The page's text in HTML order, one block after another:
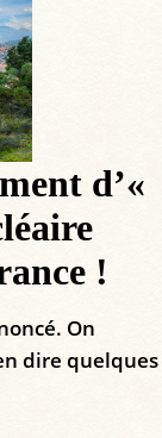
d’«
!
On
dire quelques